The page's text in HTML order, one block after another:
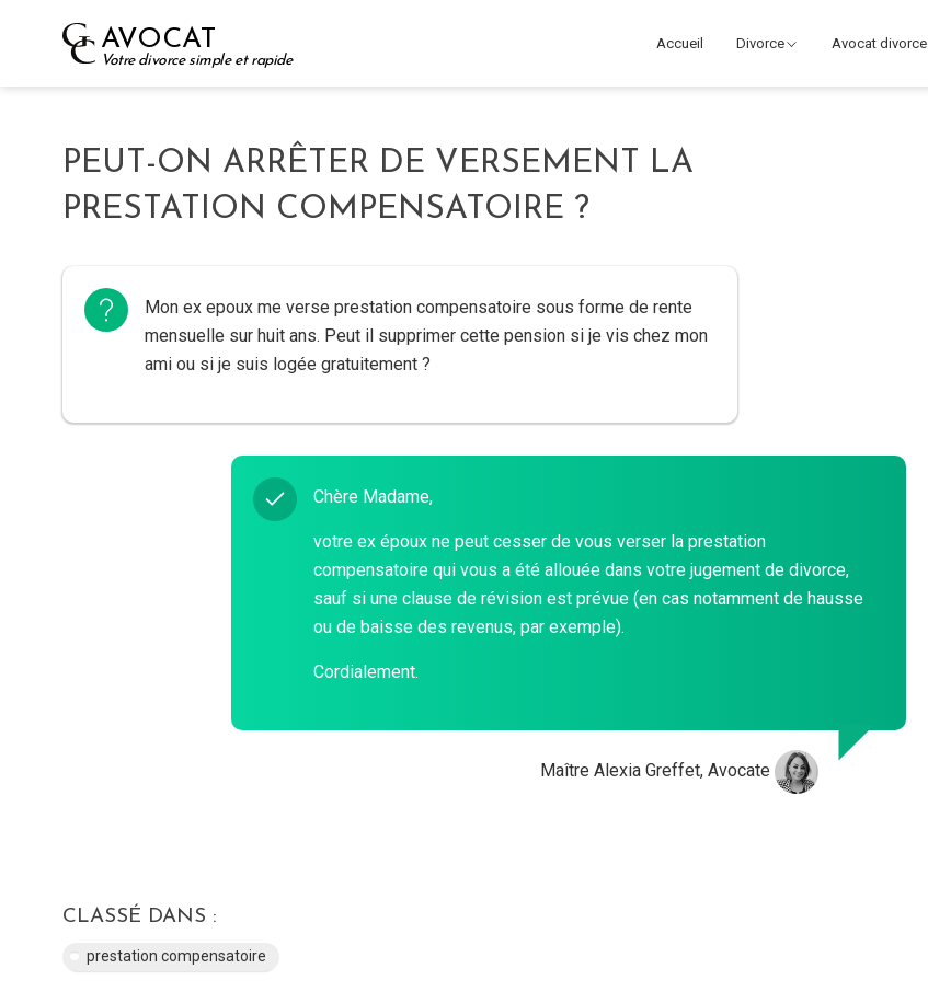
AVOCAT
Votre divorce simple et rapide
Accueil Divorce Avocat divorce
PEUT-ON ARRÊTER DE VERSEMENT LA
PRESTATION COMPENSATOIRE ?
Mon ex epoux me verse prestation compensatoire sous forme de rente
mensuelle sur huit ans. Peut il supprimer cette pension si je vis chez mon
ami ou si je suis logée gratuitement ?
Chère Madame,
votre ex époux ne peut cesser de vous verser la prestation
compensatoire qui vous a été allouée dans votre jugement de divorce,
sauf si une clause de révision est prévue (en cas notamment de hausse
ou de baisse des revenus, par exemple).
Cordialement.
Maître Alexia Greffet, Avocate
CLASSÉ DANS :
prestation compensatoire